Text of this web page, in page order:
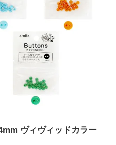
ヴィヴィッドカラー